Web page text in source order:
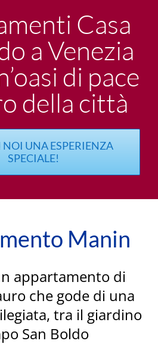
Casa
a Venezia
di pace
della città
UNA ESPERIENZA
SPECIALE!
Manin
appartamento di
che gode di una
tra il giardino
San Boldo